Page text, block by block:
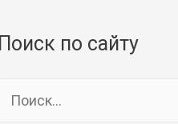
Поиск по сайту